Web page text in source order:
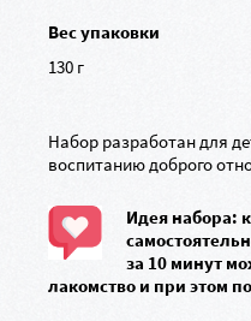
Вес упаковки
130 г
Набор разработан для
воспитанию доброго
Идея набора:
за 10 минут
лакомство и при этом